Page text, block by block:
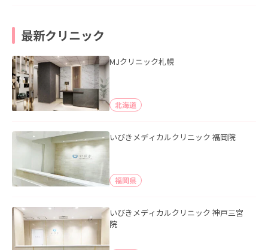
最新クリニック
MJクリニック札幌
北海道
いびきメディカルクリニック 福岡院
福岡県
いびきメディカルクリニック 神戸三宮
院